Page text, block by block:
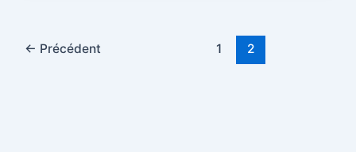
← Précédent 1 2